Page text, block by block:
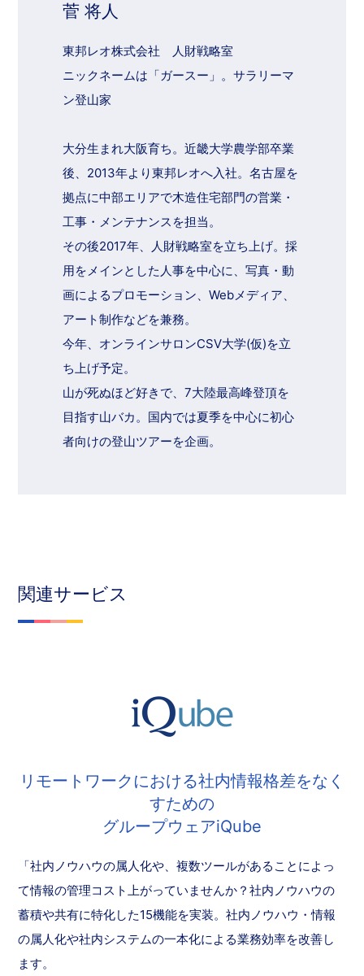
菅 将人
東邦レオ株式会社 人財戦略室
ニックネームは「ガースー」。サラリーマ
ン登山家
大分生まれ大阪育ち。近畿大学農学部卒業
後、2013年より東邦レオへ入社。名古屋を
拠点に中部エリアで木造住宅部門の営業・
工事・メンテナンスを担当。
その後2017年、人財戦略室を立ち上げ。採
用をメインとした人事を中心に、写真・動
画によるプロモーション、Webメディア、
アート制作などを兼務。
今年、オンラインサロンCSV大学(仮)を立
ち上げ予定。
山が死ぬほど好きで、7大陸最高峰登頂を
目指す山バカ。国内では夏季を中心に初心
者向けの登山ツアーを企画。
関連サービス
リモートワークにおける社内情報格差をなく
すための
グループウェアiQube
「社内ノウハウの属人化や、複数ツールがあることによっ
て情報の管理コスト上がっていませんか？社内ノウハウの
蓄積や共有に特化した15機能を実装。社内ノウハウ・情報
の属人化や社内システムの一本化による業務効率を改善し
ます。